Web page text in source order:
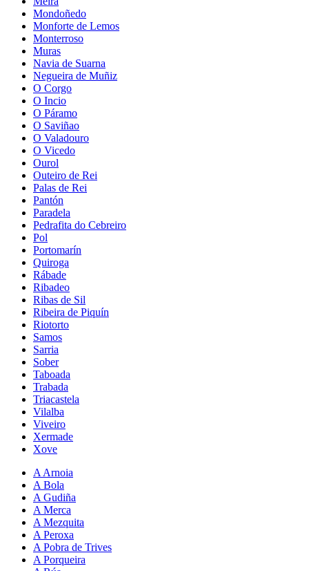
Mondoñedo
Monforte de Lemos
Monterroso
Muras
Navia de Suarna
Negueira de Muñiz
O Corgo
O Incio
O Páramo
O Saviñao
O Valadouro
O Vicedo
Ourol
Outeiro de Rei
Palas de Rei
Pantón
Paradela
Pedrafita do Cebreiro
Pol
Portomarín
Quiroga
Rábade
Ribadeo
Ribas de Sil
Ribeira de Piquín
Riotorto
Samos
Sarria
Sober
Taboada
Trabada
Triacastela
Vilalba
Viveiro
Xermade
Xove
A Arnoia
A Bola
A Gudiña
A Merca
A Mezquita
A Peroxa
A Pobra de Trives
A Porqueira